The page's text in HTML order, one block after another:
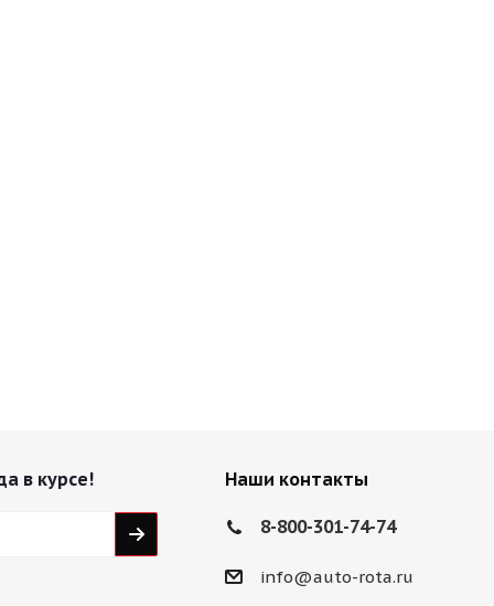
в курсе! Наши контакты
8-800-301-74-74
info@auto-rota.ru